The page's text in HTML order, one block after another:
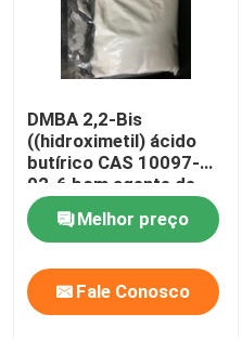
DMBA 2,2-Bis
((hidroximetil) ácido
butírico CAS 10097-
02-6 bom agente de
ligação cruzada e
hidrofílico ou utilizado
para produzir sistemas
de alta molécula à base
de água
Melhor preço
Fale Conosco